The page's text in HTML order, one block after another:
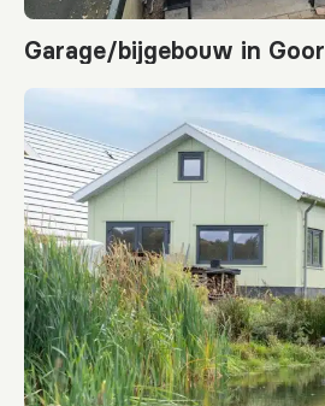
Garage/bijgebouw in Goor